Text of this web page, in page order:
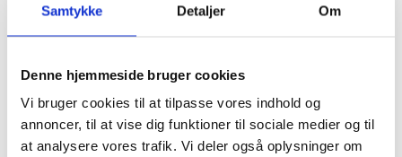
Samtykke Detaljer Om
Denne hjemmeside bruger cookies
Vi bruger cookies til at tilpasse vores indhold og
annoncer, til at vise dig funktioner til sociale medier og til
at analysere vores trafik. Vi deler også oplysninger om
Organisatorisk cybersikkerhed
Forretningspotentialet i cybersikkerhed
Risikobaseret teknik til cybersikkerhed
Onlineunivers
Cases
Om os